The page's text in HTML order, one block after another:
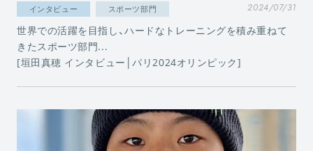
インタビュー スポーツ部門 2024/07/31
世界での活躍を目指し、ハードなトレーニングを積み重ねて
きたスポーツ部門...
[垣田真穂 インタビュー│パリ2024オリンピック]